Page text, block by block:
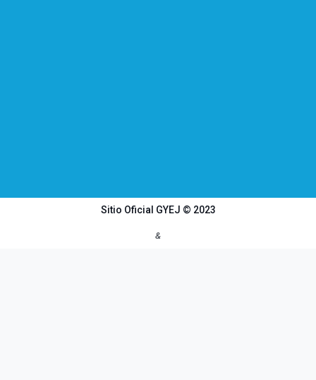
Sitio Oficial GYEJ © 2023
&